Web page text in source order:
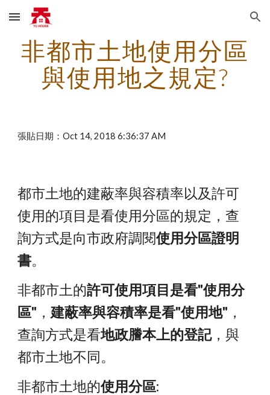
Skip to main content Skip to navigation
非都市土地使用分區
與使用地之規定?
張貼日期：Oct 14, 2018 6:36:37 AM
都市土地的建蔽率與容積率以及許可
使用的項目是看使用分區的規定，查
詢方式是向市政府調閱使用分區證明
書。
非都市土的許可使用項目是看"使用分
區" ，建蔽率與容積率是看"使用地" ，
查詢方式是看地政謄本上的登記，與
都市土地不同。
非都市土地的使用分區: